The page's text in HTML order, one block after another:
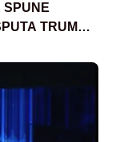
SPUNE
TRUMP-